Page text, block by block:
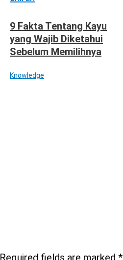
9 Fakta Tentang Kayu
yang Wajib Diketahui
Sebelum Memilihnya
Knowledge
Required fields are marked*